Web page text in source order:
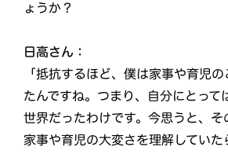
ょうか？
日高さん：
「抵抗するほど、僕は家事や育児
たんですね。つまり、自分にとって
世界だったわけです。今思うと、そ
家事や育児の大変さを理解していた